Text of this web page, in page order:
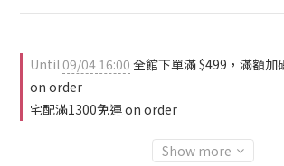
Until09/04 16:00 全館下單滿 $499，滿額加
on order
宅配滿1300免運 on order
Show more